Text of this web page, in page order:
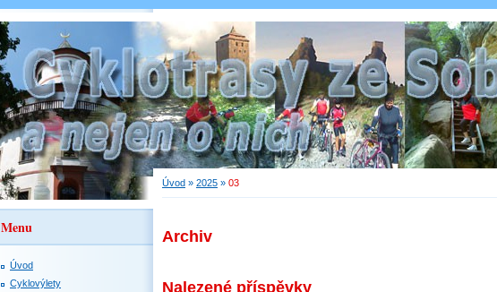
Úvod » 2025 » 03
Archiv
Nalezené příspěvky
Menu
Úvod
Cyklovýlety